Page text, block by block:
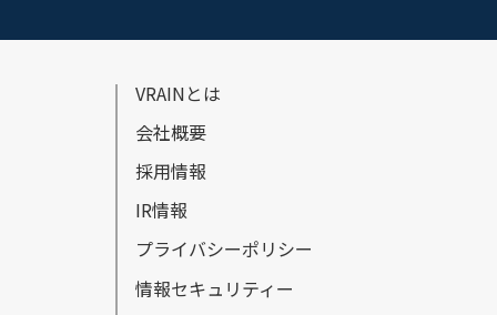
VRAINとは
会社概要
採⽤情報
IR情報
プライバシーポリシー
情報セキュリティー